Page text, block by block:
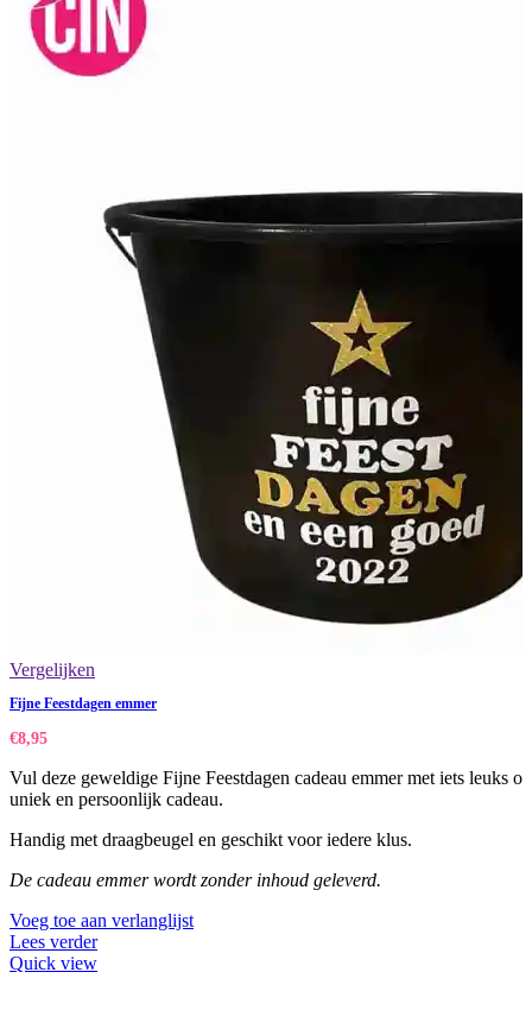
Vergelijken
Fijne Feestdagen emmer
€8,95
Vul deze geweldige Fijne Feestdagen cadeau emmer met iets leuks
uniek en persoonlijk cadeau.
Handig met draagbeugel en geschikt voor iedere klus.
De cadeau emmer wordt zonder inhoud geleverd.
Voeg toe aan verlanglijst
Lees verder
Quick view